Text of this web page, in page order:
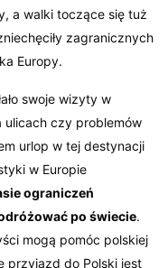
a walki toczące się tuż
zagranicznych
Europy.
swoje wizyty w
ulicach czy problemów
urlop w tej destynacji
w Europie
ograniczeń
po świecie.
mogą pomóc polskiej
przyjazd do Polski jest